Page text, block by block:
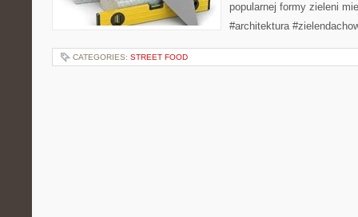
popularnej formy zieleni
#architektura
CATEGORIES: STREET FOOD